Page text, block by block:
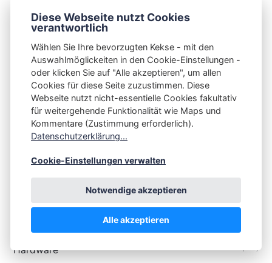
Tags
🇩🇪 Deutsche Artikel
🇬🇧 English Articles
About
Android
Datenschutz
Diese Woche in Plasma
Digitale Souveränität
Gaming
Hardware
Diese Webseite nutzt Cookies
verantwortlich
Wählen Sie Ihre bevorzugten Kekse - mit den
Auswahlmöglickeiten in den Cookie-Einstellungen -
oder klicken Sie auf "Alle akzeptieren", um allen
Cookies für diese Seite zuzustimmen. Diese
Webseite nutzt nicht-essentielle Cookies fakultativ
für weitergehende Funktionalität wie Maps und
Kommentare (Zustimmung erforderlich).
Datenschutzerklärung...
Cookie-Einstellungen verwalten
Notwendige akzeptieren
Alle akzeptieren